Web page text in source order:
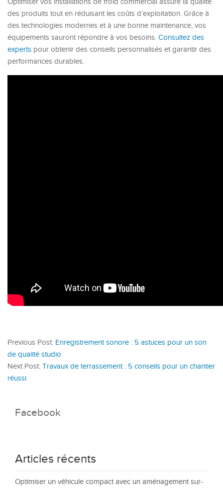
Optimiser vos installations de froid commercial assure la qualité
des produits tout en réduisant les coûts d’exploitation. Grâce à
des technologies modernes et à une bonne maintenance, vos
équipements sauront répondre à vos besoins. Consultez des
experts pour obtenir des conseils personnalisés et garantir des
performances durables.
Previous Post: Enregistrement sonore : 5 astuces pour un son
de qualité studio
Next Post: Travaux de terrassement : 5 conseils pour un chantier
réussi
Facebook
Articles récents
Optimiser un véhicule compact avec un aménagement sur-